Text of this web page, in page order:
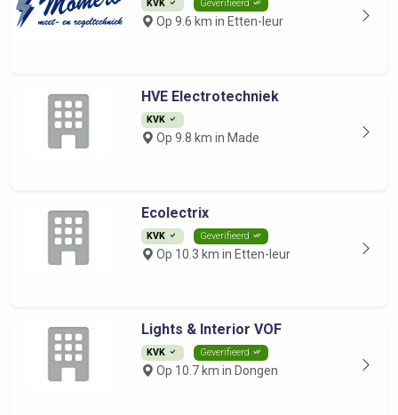
KVK Geverifieerd
Op 9.6 km in Etten-leur
HVE Electrotechniek
KVK
Op 9.8 km in Made
Ecolectrix
KVK Geverifieerd
Op 10.3 km in Etten-leur
Lights & Interior VOF
KVK Geverifieerd
Op 10.7 km in Dongen